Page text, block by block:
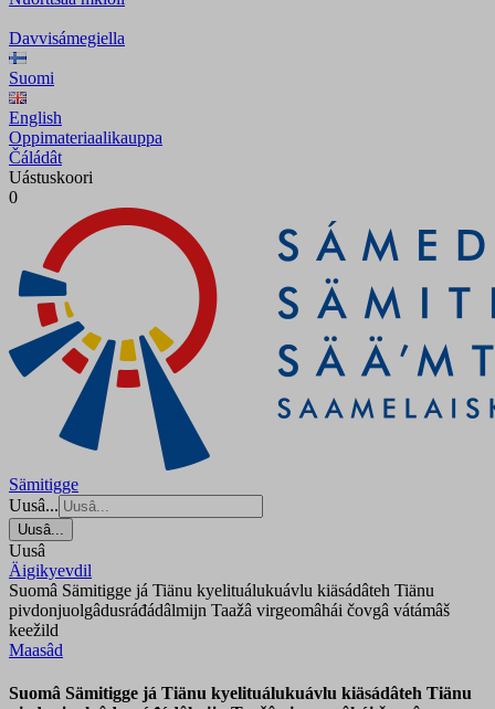
Davvisámegiella
Suomi
English
Oppimateriaalikauppa
Čáládât
Uástuskoori
0
Sämitigge
Uusâ...
Uusâ...
Uusâ
Äigikyevdil
Suomâ Sämitigge já Tiänu kyelituálukuávlu kiäsádâteh Tiänu
pivdonjuolgâdusráđádâlmijn Taažâ virgeomâhái čovgâ vátámâš
keežild
Maasâd
Suomâ Sämitigge já Tiänu kyelituálukuávlu kiäsádâteh Tiänu